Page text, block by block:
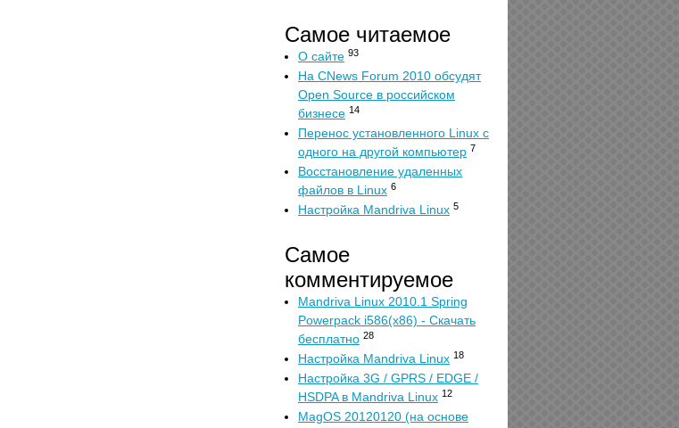
Самое читаемое
О сайте 93
На CNews Forum 2010 обсудят
Open Source в российском
бизнесе 14
Перенос установленного Linux с
одного на другой компьютер 7
Восстановление удаленных
файлов в Linux 6
Настройка Mandriva Linux 5
Самое
комментируемое
Mandriva Linux 2010.1 Spring
Powerpack i586(x86) - Скачать
бесплатно 28
Настройка Mandriva Linux 18
Настройка 3G / GPRS / EDGE /
HSDPA в Mandriva Linux 12
MagOS 20120120 (на основе